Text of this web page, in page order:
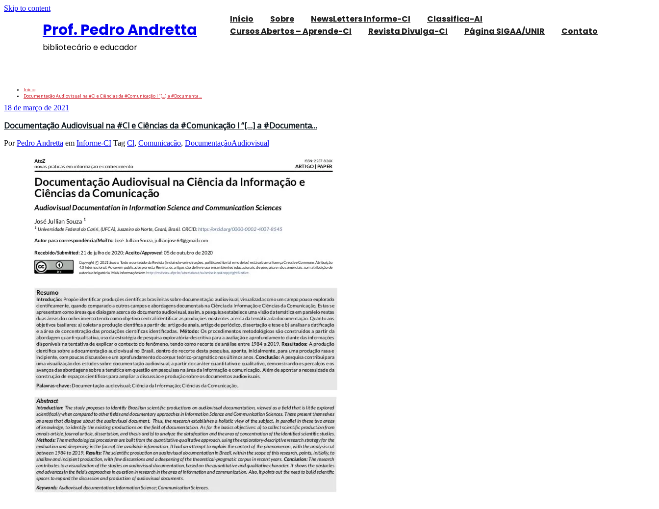
Skip to content
Prof. Pedro Andretta
bibliotecário e educador
Início Sobre NewsLetters Informe-CI
Classifica-AI
Cursos Abertos – Aprende-CI
Revista Divulga-CI Página SIGAA/UNIR Contato
Início
Documentação Audiovisual na #Cl e Ciências da #Comunicação l “[…] a #Documenta…
18 de março de 2021
Documentação Audiovisual na #Cl e Ciências da #Comunicação l “[…] a #Documenta…
PorPedro Andretta em Informe-CI Tag Cl, Comunicacão, DocumentaçãoAudiovisual